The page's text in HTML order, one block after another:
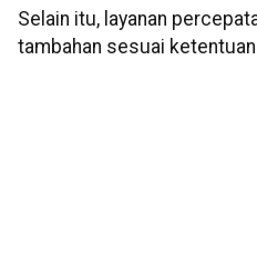
Selain itu, layanan
tambahan sesuai